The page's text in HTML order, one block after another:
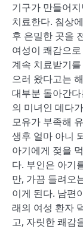
기구가 만들어
치료한다. 침상
후 은밀한 곳을
여성이 쾌감으
계속 치료받기
으러 왔다고는
대부분 돌아간
의 미녀인 데다
모유가 부족해
생후 얼마 아니
아기에게 젖을
다. 부인은 아기
만, 가끔 들려오
이게 된다. 남편
래의 여성 환자
고, 자릿한 쾌감